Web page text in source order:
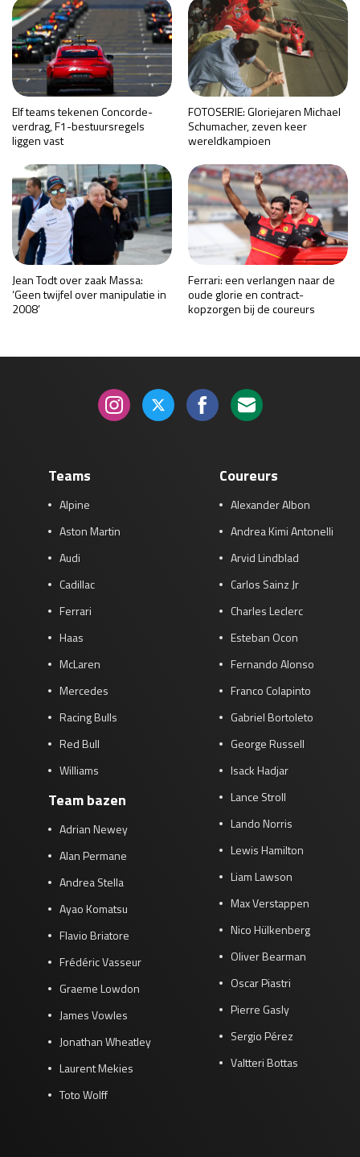
Elf teams tekenen Concorde-
verdrag, F1-bestuursregels
liggen vast
FOTOSERIE: Gloriejaren Michael
Schumacher, zeven keer
wereldkampioen
Jean Todt over zaak Massa:
‘Geen twijfel over manipulatie in
2008’
Ferrari: een verlangen naar de
oude glorie en contract-
kopzorgen bij de coureurs
Teams
Alpine
Aston Martin
Audi
Cadillac
Ferrari
Haas
McLaren
Mercedes
Racing Bulls
Red Bull
Williams
Team bazen
Adrian Newey
Alan Permane
Andrea Stella
Ayao Komatsu
Flavio Briatore
Frédéric Vasseur
Graeme Lowdon
James Vowles
Jonathan Wheatley
Laurent Mekies
Toto Wolff
Coureurs
Alexander Albon
Andrea Kimi Antonelli
Arvid Lindblad
Carlos Sainz Jr
Charles Leclerc
Esteban Ocon
Fernando Alonso
Franco Colapinto
Gabriel Bortoleto
George Russell
Isack Hadjar
Lance Stroll
Lando Norris
Lewis Hamilton
Liam Lawson
Max Verstappen
Nico Hülkenberg
Oliver Bearman
Oscar Piastri
Pierre Gasly
Sergio Pérez
Valtteri Bottas